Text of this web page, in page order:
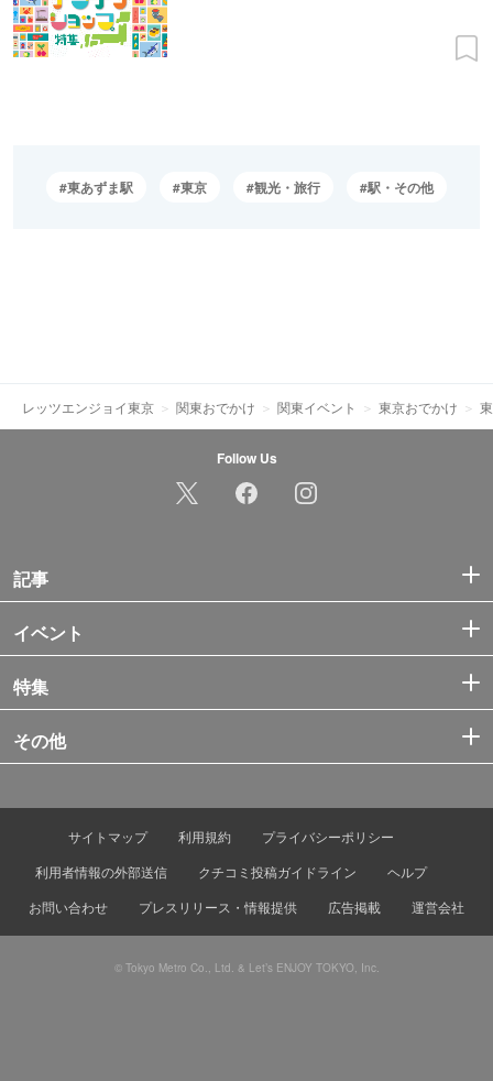
東あずま駅 東京 観光・旅行 駅・その他
レッツエンジョイ東京 関東おでかけ 関東イベント 東京おでかけ
Follow Us
記事
イベント
特集
その他
サイトマップ 利用規約
プライバシーポリシー
利用者情報の外部送信
クチコミ投稿ガイドライン
ヘルプ
お問い合わせ
プレスリリース・情報提供 広告掲載 運営会社
© Tokyo Metro Co., Ltd. & Let’s ENJOY TOKYO, Inc.